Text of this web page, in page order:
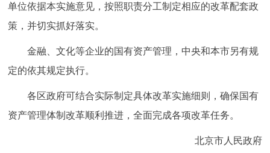
单位依据本实施意见，按照职责分工制定相应的改革配套政
策，并切实抓好落实。
金融、文化等企业的国有资产管理，中央和本市另有规
定的依其规定执行。
各区政府可结合实际制定具体改革实施细则，确保国有
资产管理体制改革顺利推进，全面完成各项改革任务。
北京市人民政府